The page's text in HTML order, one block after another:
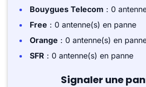
Bouygues Telecom : 0
Free : 0 antenne(s) en panne
Orange : 0 antenne(s) en
SFR : 0 antenne(s) en panne
Signaler une